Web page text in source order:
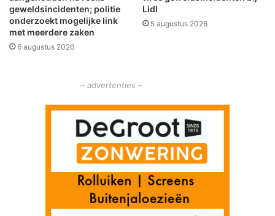
u
p
e
r
geweldsincidenten; politie
onderzoekt mogelijke link
met meerdere zaken
6 augustus 2026
Lidl
5 augustus 2026
– advertenties –